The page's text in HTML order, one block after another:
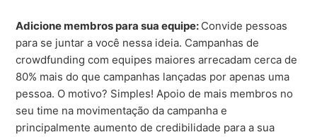
Adicione membros para sua equipe: Convide pessoas
para se juntar a você nessa ideia. Campanhas de
crowdfunding com equipes maiores arrecadam cerca de
80% mais do que campanhas lançadas por apenas uma
pessoa. O motivo? Simples! Apoio de mais membros no
seu time na movimentação da campanha e
principalmente aumento de credibilidade para a sua